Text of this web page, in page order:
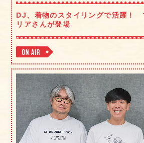
DJ、着物のスタイリングで活躍！
リアさんが登場